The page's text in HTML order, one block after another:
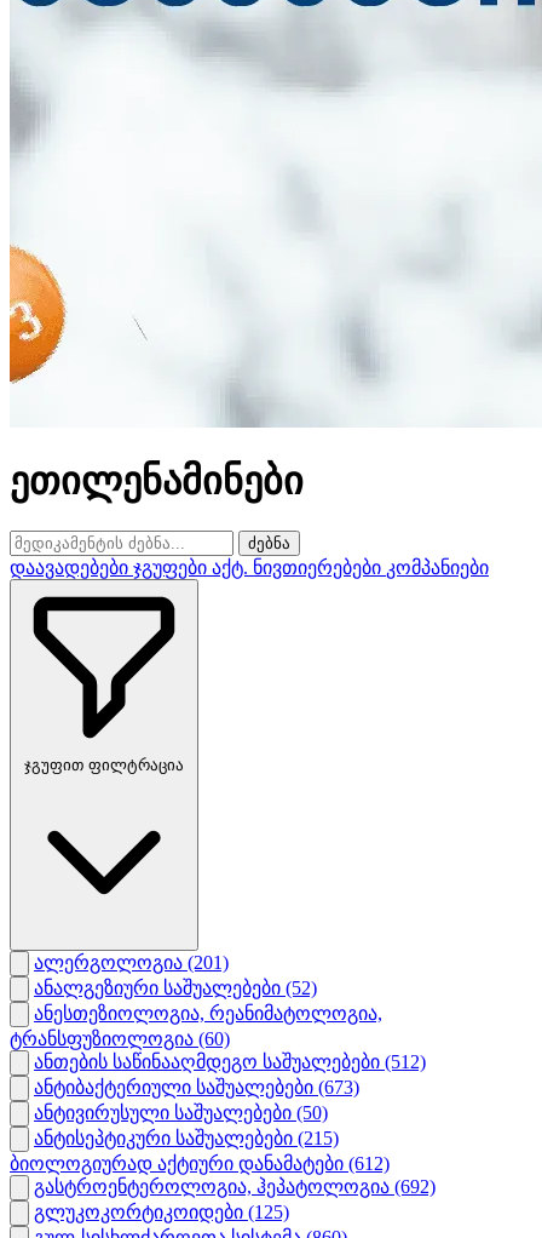
ეთილენამინები
ძებნა
დაავადებები ჯგუფები აქტ. ნივთიერებები კომპანიები
ჯგუფით ფილტრაცია
ალერგოლოგია (201)
ანალგეზიური საშუალებები (52)
ანესთეზიოლოგია, რეანიმატოლოგია,
ტრანსფუზიოლოგია (60)
ანთების საწინააღმდეგო საშუალებები (512)
ანტიბაქტერიული საშუალებები (673)
ანტივირუსული საშუალებები (50)
ანტისეპტიკური საშუალებები (215)
ბიოლოგიურად აქტიური დანამატები (612)
გასტროენტეროლოგია, ჰეპატოლოგია (692)
გლუკოკორტიკოიდები (125)